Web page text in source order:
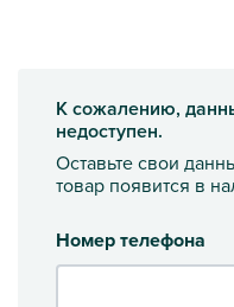
К сожалению,
недоступен.
Оставьте свои
товар появится в
Номер телефона